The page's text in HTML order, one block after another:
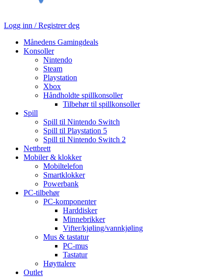
Logg inn / Registrer deg
Månedens Gamingdeals
Konsoller
Nintendo
Steam
Playstation
Xbox
Håndholdte spillkonsoller
Tilbehør til spillkonsoller
Spill
Spill til Nintendo Switch
Spill til Playstation 5
Spill til Nintendo Switch 2
Nettbrett
Mobiler & klokker
Mobiltelefon
Smartklokker
Powerbank
PC-tilbehør
PC-komponenter
Harddisker
Minnebrikker
Vifter/kjøling/vannkjøling
Mus & tastatur
PC-mus
Tastatur
Høyttalere
Outlet